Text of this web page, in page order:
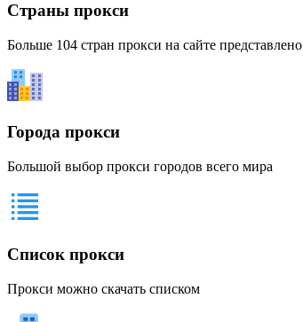
Страны прокси
Больше 104 стран прокси на сайте представлено
Города прокси
Большой выбор прокси городов всего мира
Список прокси
Прокси можно скачать списком